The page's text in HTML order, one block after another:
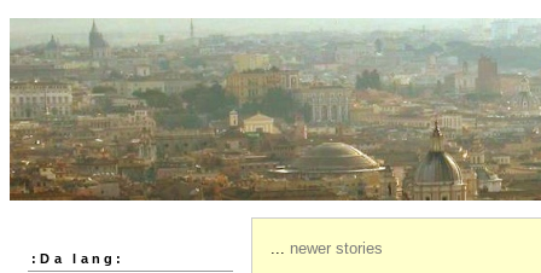
:Da lang:
... newer stories